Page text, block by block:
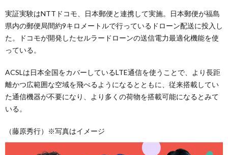
実証実験はNTTドコモ、日本郵便と連携して実施。日本郵便が福島
県内の郵便局間約9キロメートルで行っているドローン配送に投入し
た。ドコモが開発したセルラードローンの送信電力最適化機能を使
っている。
ACSLは日本全国をカバーしているLTE通信を使うことで、より長距
離かつ広範囲な空域を飛べるようになるとともに、従来搭載してい
た通信機器が不要になり、より多くの荷物を搭載可能になるとみて
いる。
（藤原秀行）※写真はイメージ